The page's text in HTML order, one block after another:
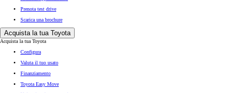
Prenota test drive
Scarica una brochure
Acquista la tua Toyota
Acquista la tua Toyota
Configura
Valuta il tuo usato
Finanziamento
Toyota Easy Move